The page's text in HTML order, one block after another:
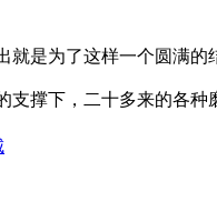
是为了这样一个圆满的
撑下，二十多来的各